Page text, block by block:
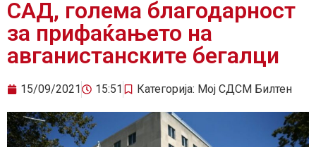
САД, голема благодарност
за прифаќањето на
авганистанските бегалци
15/09/2021 15:51 Категорија: Мој СДСМ Билтен